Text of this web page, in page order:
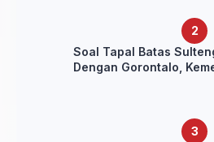
Soal Tapal Batas
Dengan Gorontalo,